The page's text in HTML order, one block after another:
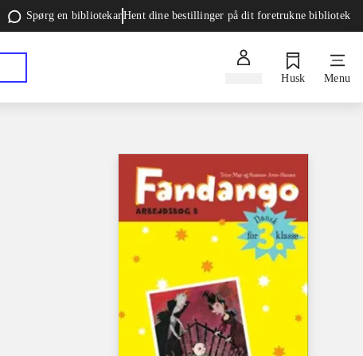
Spørg en bibliotekarHent dine bestillinger på dit foretrukne bibliotek
Husk Menu